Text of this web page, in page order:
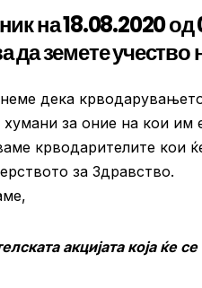
на 18.08.2020
да земете учество
дека
за оние на кои им
крводарителите кои
за Здравство.
акцијата која ќе